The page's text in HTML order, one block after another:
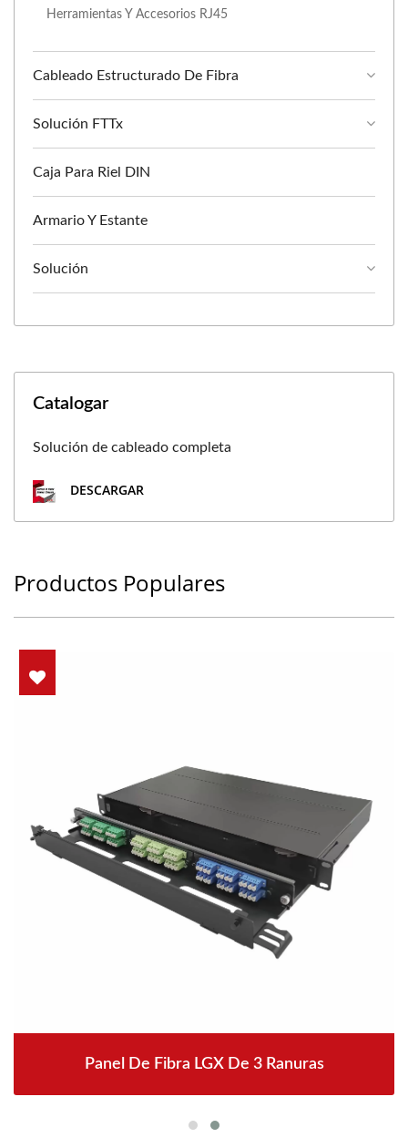
Herramientas Y Accesorios RJ45
Cableado Estructurado De Fibra
Solución FTTx
Caja Para Riel DIN
Armario Y Estante
Solución
Catalogar
Solución de cableado completa
DESCARGAR
Productos Populares
Panel De Fibra LGX De 3 Ranuras